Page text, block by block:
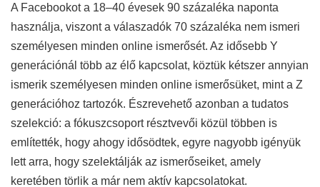
A Facebookot a 18–40 évesek 90 százaléka naponta
használja, viszont a válaszadók 70 százaléka nem ismeri
személyesen minden online ismerősét. Az idősebb Y
generációnál több az élő kapcsolat, köztük kétszer annyian
ismerik személyesen minden online ismerősüket, mint a Z
generációhoz tartozók. Észrevehető azonban a tudatos
szelekció: a fókuszcsoport résztvevői közül többen is
említették, hogy ahogy idősödtek, egyre nagyobb igényük
lett arra, hogy szelektálják az ismerőseiket, amely
keretében törlik a már nem aktív kapcsolatokat.